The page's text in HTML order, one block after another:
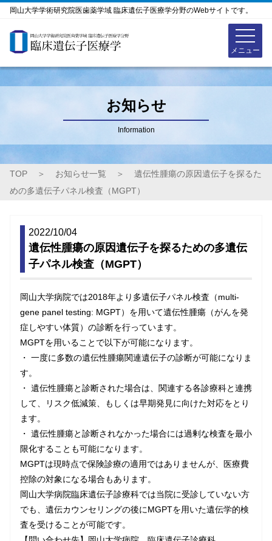
岡山大学学術研究院医歯薬学域 臨床遺伝子医療学分野のWebサイトです。
お知らせ
Information
TOP ＞ お知らせ一覧 ＞
遺伝性腫瘍の原因遺伝子を探るた
めの多遺伝子パネル検査（MGPT）
2022/10/04
遺伝性腫瘍の原因遺伝子を探るための多遺伝
子パネル検査（MGPT）
岡山大学病院では2018年より多遺伝子パネル検査（multi-
gene panel testing: MGPT）を用いて遺伝性腫瘍（がんを発
症しやすい体質）の診断を行っています。
MGPTを用いることで以下が可能になります。
・ 一度に多数の遺伝性腫瘍関連遺伝子の診断が可能になりま
す。
・ 遺伝性腫瘍と診断された場合は、関連する各診療科と連携
して、リスク低減策、もしくは早期発見に向けた対応をとり
ます。
・ 遺伝性腫瘍と診断されなかった場合には過剰な検査を最小
限化することも可能になります。
MGPTは現時点で保険診療の適用ではありませんが、医療費
控除の対象になる場合もあります。
岡山大学病院臨床遺伝子診療科では当院に受診していない方
でも、遺伝カウンセリングの後にMGPTを用いた遺伝学的検
査を受けることが可能です。